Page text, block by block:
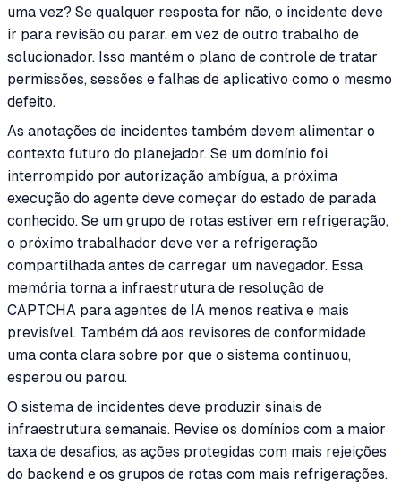
uma vez? Se qualquer resposta for não, o incidente deve
ir para revisão ou parar, em vez de outro trabalho de
solucionador. Isso mantém o plano de controle de tratar
permissões, sessões e falhas de aplicativo como o mesmo
defeito.
As anotações de incidentes também devem alimentar o
contexto futuro do planejador. Se um domínio foi
interrompido por autorização ambígua, a próxima
execução do agente deve começar do estado de parada
conhecido. Se um grupo de rotas estiver em refrigeração,
o próximo trabalhador deve ver a refrigeração
compartilhada antes de carregar um navegador. Essa
memória torna a infraestrutura de resolução de
CAPTCHA para agentes de IA menos reativa e mais
previsível. Também dá aos revisores de conformidade
uma conta clara sobre por que o sistema continuou,
esperou ou parou.
O sistema de incidentes deve produzir sinais de
infraestrutura semanais. Revise os domínios com a maior
taxa de desafios, as ações protegidas com mais rejeições
do backend e os grupos de rotas com mais refrigerações.